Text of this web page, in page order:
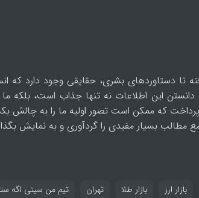
دستاوردهای بشری، حقایقی وجود دارد که
این اطلاعات نه تنها جذاب است، بلکه ما
که ممکن است تصور اولیه ما را به چالش
بسیار مفیدی را گردآوری و به نمایش
بازار ارز بازار طلا تهران تیم من سیتی اگه